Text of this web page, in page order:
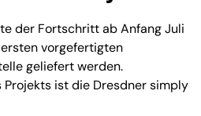
der Fortschritt ab Anfang Juli
vorgefertigten
geliefert werden.
ist die Dresdner simply